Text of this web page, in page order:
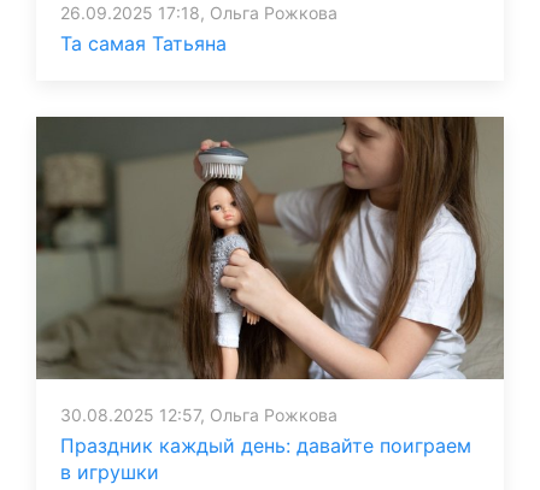
26.09.2025 17:18, Ольга Рожкова
Та самая Татьяна
30.08.2025 12:57, Ольга Рожкова
Праздник каждый день: давайте поиграем
в игрушки